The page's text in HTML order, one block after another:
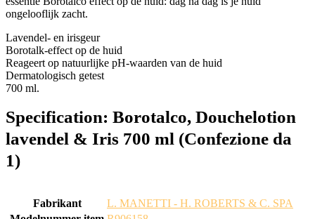
ongelooflijk zacht.
Lavendel- en irisgeur
Borotalk-effect op de huid
Reageert op natuurlijke pH-waarden van de huid
Dermatologisch getest
700 ml.
Specification: Borotalco, Douchelotion
lavendel & Iris 700 ml (Confezione da
1)
Fabrikant
‎L. MANETTI - H. ROBERTS & C. SPA